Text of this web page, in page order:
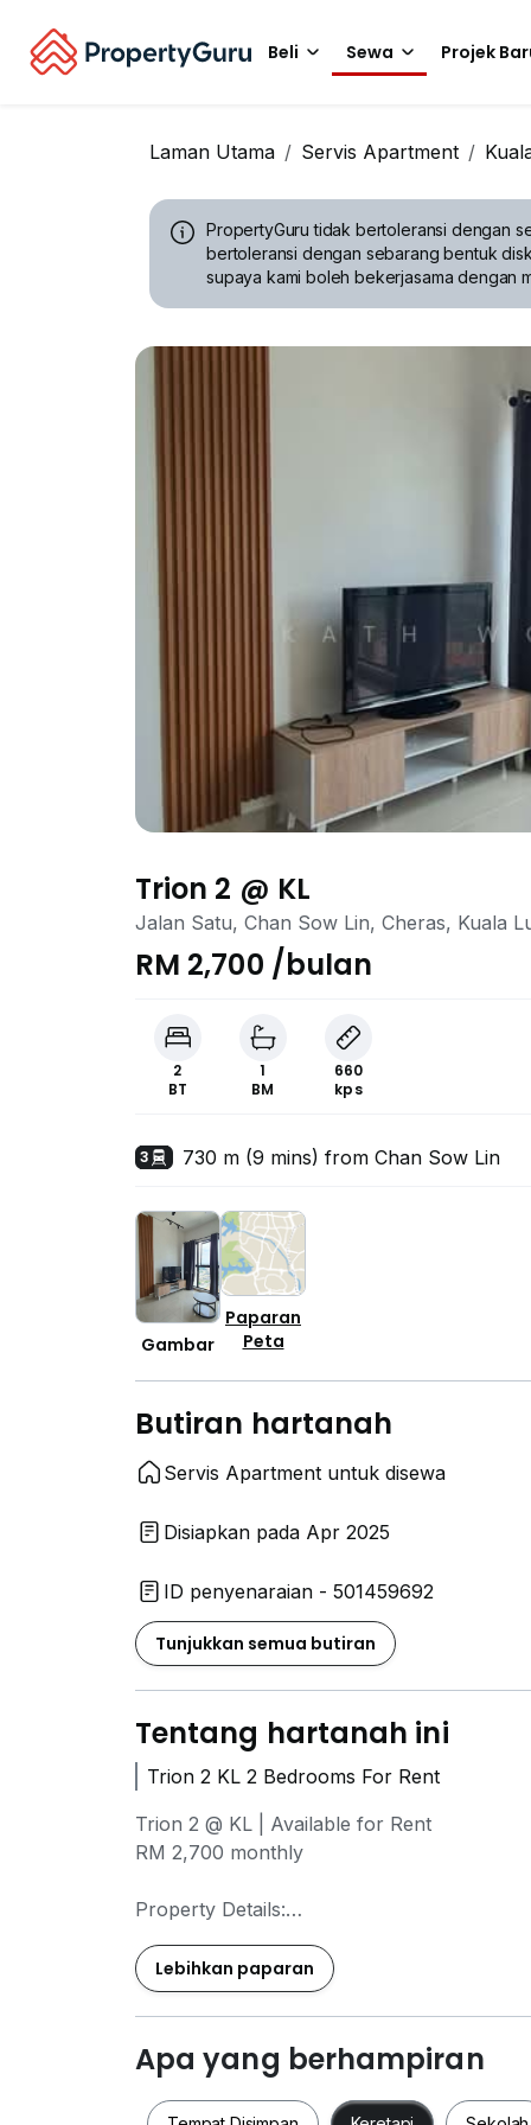
Beli Sewa Projek
Laman Utama Servis Apartment
PropertyGuru tidak bertoleransi dengan
bertoleransi dengan sebarang bentuk
supaya kami boleh bekerjasama dengan
Trion 2 @ KL
Jalan Satu, Chan Sow Lin, Cheras, Kuala
RM 2,700 /bulan
2
BT
1
BM
660
kps
3 730 m (9 mins) from Chan Sow Lin
Gambar
Paparan
Peta
Butiran hartanah
Servis Apartment untuk disewa
Disiapkan pada Apr 2025
ID penyenaraian - 501459692
Tunjukkan semua butiran
Tentang hartanah ini
Trion 2 KL 2 Bedrooms For Rent
Trion 2 @ KL | Available for Rent
RM 2,700 monthly
Property Details:
• Layout: 2 Bedrooms 1 Bathroom
• Condition: Fully Furnished
• Wifi available with additional charge upon
- Conveniently located near MRT and LRT
- Close to schools like SJK and SMK for
Lebihkan paparan
Apa yang berhampiran